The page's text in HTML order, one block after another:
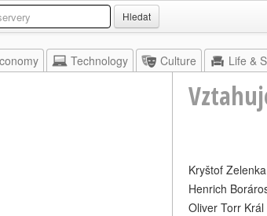
Hledat
Technology Culture Life &
Kryštof
Henrich
Oliver Torr Král